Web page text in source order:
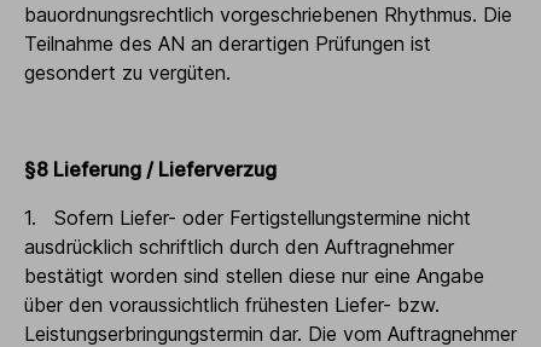
bauordnungsrechtlich vorgeschriebenen Rhythmus. Die
Teilnahme des AN an derartigen Prüfungen ist
gesondert zu vergüten.
§8 Lieferung / Lieferverzug
1. Sofern Liefer- oder Fertigstellungstermine nicht
ausdrücklich schriftlich durch den Auftragnehmer
bestätigt worden sind stellen diese nur eine Angabe
über den voraussichtlich frühesten Liefer- bzw.
Leistungserbringungstermin dar. Die vom Auftragnehmer